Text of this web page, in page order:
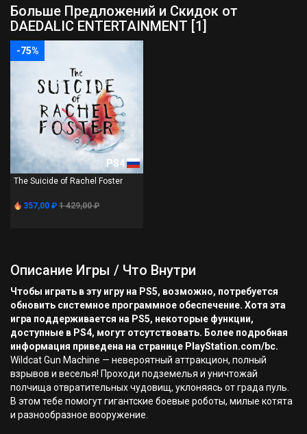
Больше Предложений и Скидок от
DAEDALIC ENTERTAINMENT [1]
-75%
PS4
The Suicide of Rachel Foster
357,00 ₽ 1 429,00 ₽
Описание Игры / Что Внутри
Чтобы играть в эту игру на PS5, возможно, потребуется
обновить системное программное обеспечение. Хотя эта
игра поддерживается на PS5, некоторые функции,
доступные в PS4, могут отсутствовать. Более подробная
информация приведена на странице PlayStation.com/bc.
Wildcat Gun Machine — невероятный аттракцион, полный
взрывов и веселья! Проходи подземелья и уничтожай
полчища отвратительных чудовищ, уклоняясь от града пуль.
В этом тебе помогут гигантские боевые роботы, милые котята
и разнообразное вооружение.